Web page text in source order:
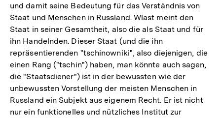
und damit seine Bedeutung für das Verständnis von
Staat und Menschen in Russland. Wlast meint den
Staat in seiner Gesamtheit, also die als Staat und für
ihn Handelnden. Dieser Staat (und die ihn
repräsentierenden "tschinowniki", also diejenigen, die
einen Rang ("tschin") haben, man könnte auch sagen,
die "Staatsdiener") ist in der bewussten wie der
unbewussten Vorstellung der meisten Menschen in
Russland ein Subjekt aus eigenem Recht. Er ist nicht
nur ein funktionelles und nützliches Institut zur